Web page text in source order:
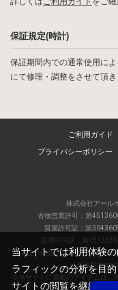
保証規定(時計)
保証期間内での通常使用に
にて修理・調整をさせて頂
ご利用ガイド
プライバシーポリシー
株式会社アール
古物営業許可：第
質屋許可証：第
質屋許可証：第
当店は、偽造品の流通防止を目
員企業です(
※当サイトに掲載のアイテムは、
当サイトでは利用体験
ラフィックの分析を目
サイトの閲覧を継続さ